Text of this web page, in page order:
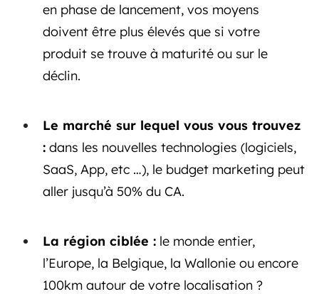
en phase de lancement, vos moyens
doivent être plus élevés que si votre
produit se trouve à maturité ou sur le
déclin.
Le marché sur lequel vous vous trouvez
: dans les nouvelles technologies (logiciels,
SaaS, App, etc …), le budget marketing peut
aller jusqu’à 50% du CA.
La région ciblée : le monde entier,
l’Europe, la Belgique, la Wallonie ou encore
100km autour de votre localisation ?